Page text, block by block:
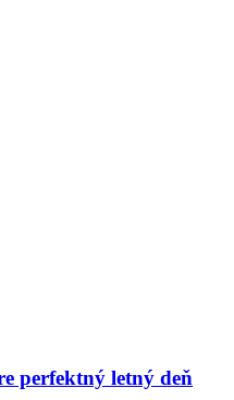
perfektný letný deň